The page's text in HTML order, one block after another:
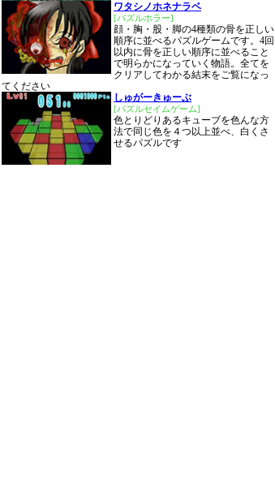
ワタシノホネナラベ
[パズルホラー]
顔・胸・股・脚の4種類の骨を正しい
順序に並べるパズルゲームです。4回
以内に骨を正しい順序に並べること
で明らかになっていく物語。全てを
クリアしてわかる結末をご覧になっ
てください
しゅがーきゅーぶ
[パズルセイムゲーム]
色とりどりあるキューブを色んな方
法で同じ色を４つ以上並べ、白くさ
せるパズルです